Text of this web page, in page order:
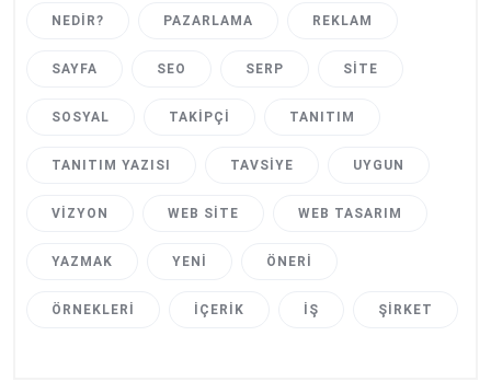
NEDIR? PAZARLAMA REKLAM
SAYFA SEO SERP SITE
SOSYAL TAKIPÇI TANITIM
TANITIM YAZISI TAVSIYE UYGUN
VIZYON WEB SITE WEB TASARIM
YAZMAK YENI ÖNERI
ÖRNEKLERI İÇERIK İŞ ŞIRKET